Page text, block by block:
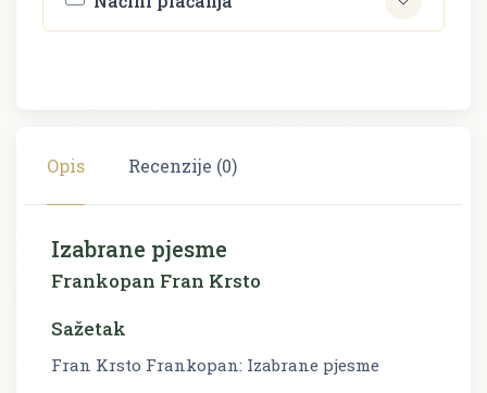
Opis Recenzije (0)
Izabrane pjesme
Frankopan Fran Krsto
Sažetak
Fran Krsto Frankopan: Izabrane pjesme